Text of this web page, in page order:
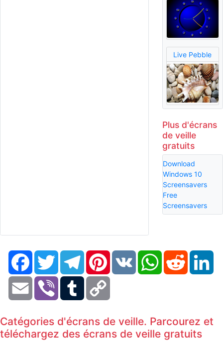
Live Pebble
Plus d'écrans
de veille
gratuits
Download
Windows 10
Screensavers
Free
Screensavers
FacebookTwitter TelegramPinterestVK WhatsAppReddit
Email Viber Tumblr
Catégories d'écrans de veille. Parcourez et
téléchargez des écrans de veille gratuits